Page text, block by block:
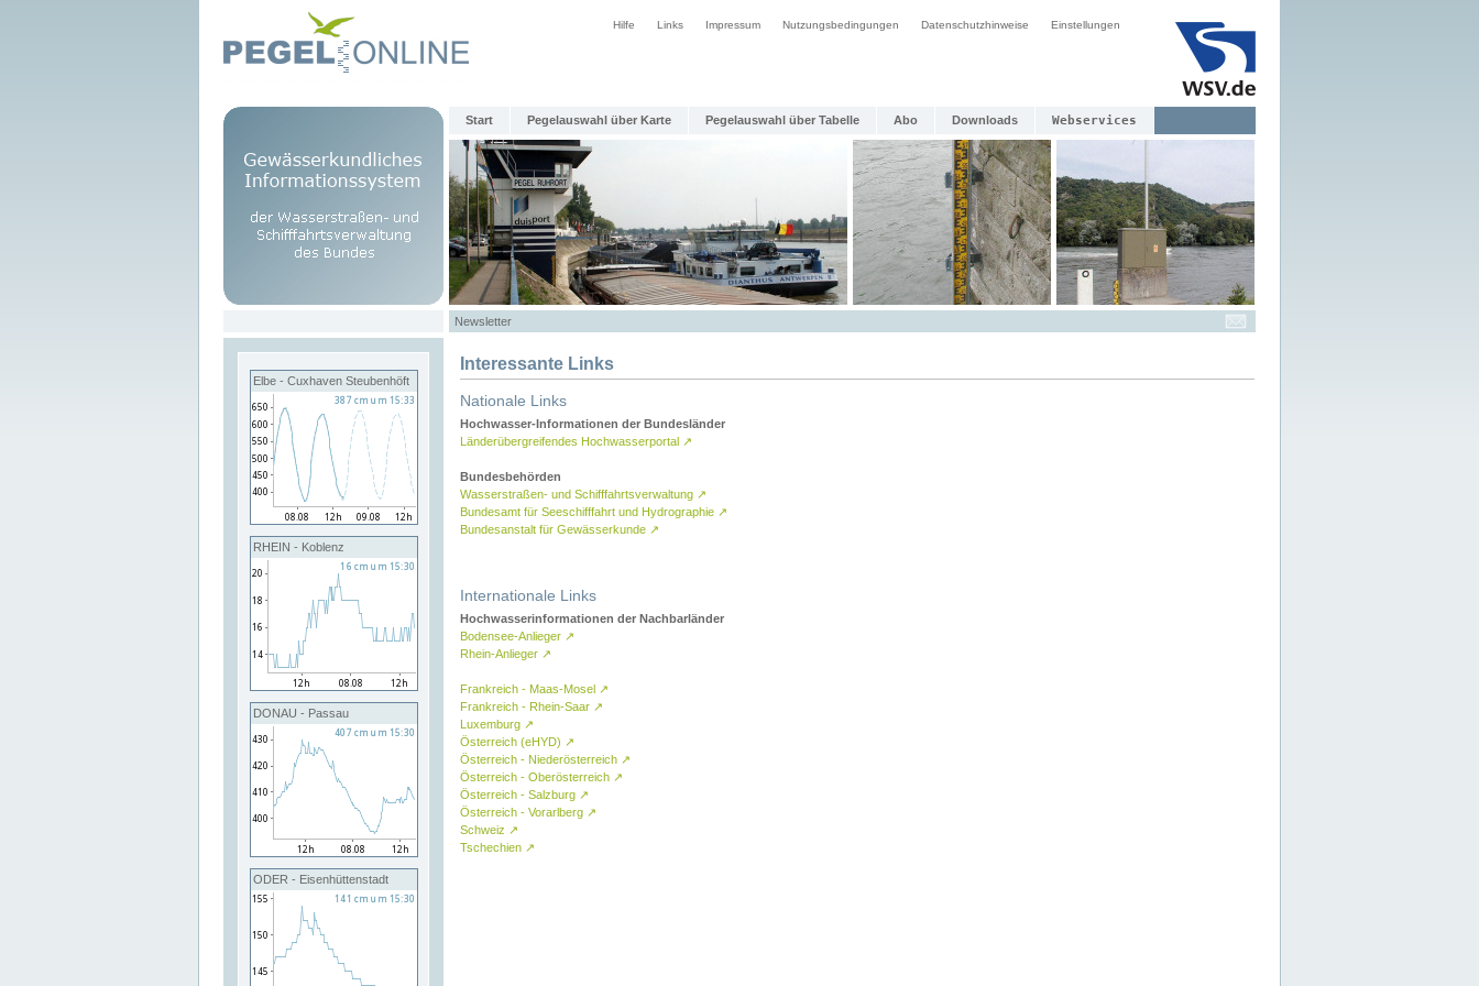
Hilfe Links Impressum Nutzungsbedingungen Datenschutzhinweise Einstellungen
Start Pegelauswahl über Karte Pegelauswahl über Tabelle Abo Downloads Webservices
Newsletter
Elbe - Cuxhaven Steubenhöft
RHEIN - Koblenz
DONAU - Passau
ODER - Eisenhüttenstadt
Interessante Links
Nationale Links
Hochwasser-Informationen der Bundesländer
Länderübergreifendes Hochwasserportal ↗
Bundesbehörden
Wasserstraßen- und Schifffahrtsverwaltung ↗
Bundesamt für Seeschifffahrt und Hydrographie ↗
Bundesanstalt für Gewässerkunde ↗
Internationale Links
Hochwasserinformationen der Nachbarländer
Bodensee-Anlieger ↗
Rhein-Anlieger ↗
Frankreich - Maas-Mosel ↗
Frankreich - Rhein-Saar ↗
Luxemburg ↗
Österreich (eHYD) ↗
Österreich - Niederösterreich ↗
Österreich - Oberösterreich ↗
Österreich - Salzburg ↗
Österreich - Vorarlberg ↗
Schweiz ↗
Tschechien ↗